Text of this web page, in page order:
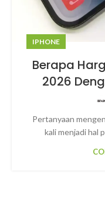
IPHONE
Berapa
2026
Pertanyaan
kali menjadi hal